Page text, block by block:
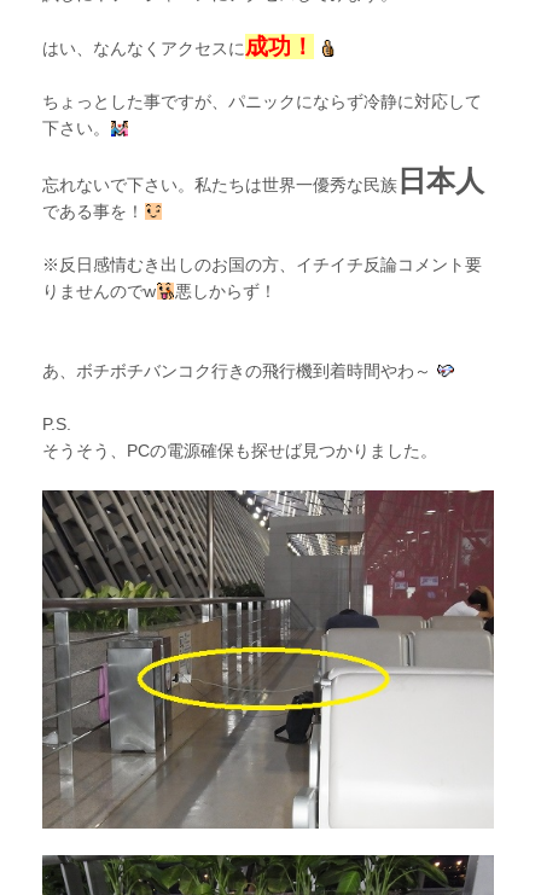
はい、なんなくアクセスに成功！
ちょっとした事ですが、パニックにならず冷静に対応して
下さい。
忘れないで下さい。私たちは世界一優秀な民族 日本人
である事を！
※反日感情むき出しのお国の方、イチイチ反論コメント要
りませんのでw
悪しからず！
あ、ボチボチバンコク行きの飛行機到着時間やわ～
P.S.
そうそう、PCの電源確保も探せば見つかりました。